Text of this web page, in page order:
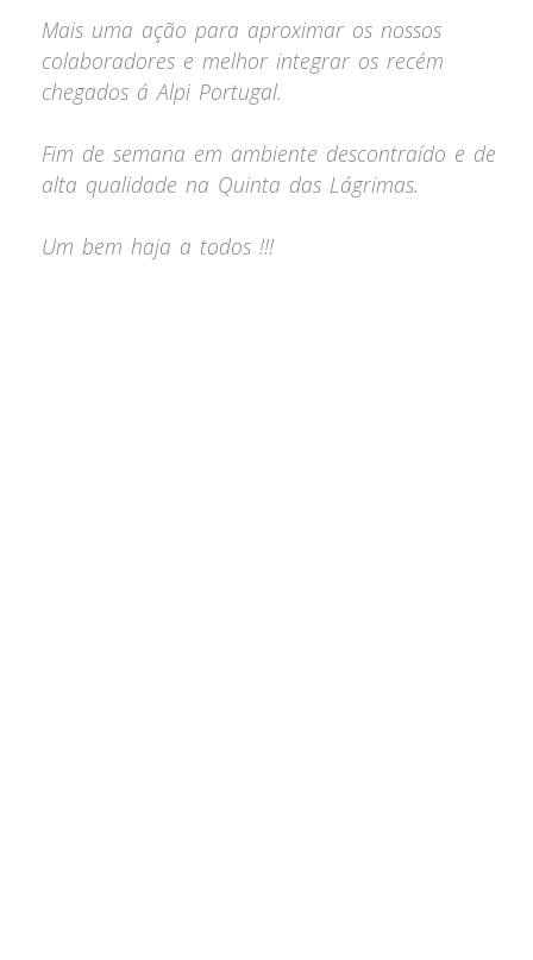
Mais uma ação para aproximar os nossos
colaboradores e melhor integrar os recém
chegados á Alpi Portugal.
Fim de semana em ambiente descontraído e de
alta qualidade na Quinta das Lágrimas.
Um bem haja a todos !!!